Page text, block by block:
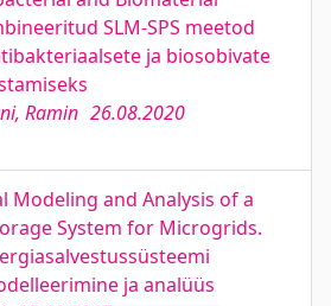
SLM-SPS meetod
ja biosobivate
Ramin 26.08.2020
Modeling and Analysis of a
System for Microgrids.
ja analüüs